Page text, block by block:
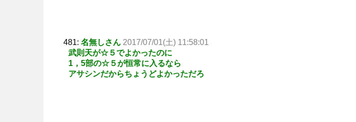
481: 名無しさん 2017/07/01(土) 11:58:01
武則天が☆５でよかったのに
1，5部の☆５が恒常に入るなら
アサシンだからちょうどよかっただろ